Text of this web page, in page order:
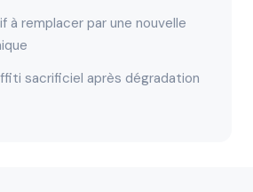
à remplacer par une nouvelle
sacrificiel après dégradation